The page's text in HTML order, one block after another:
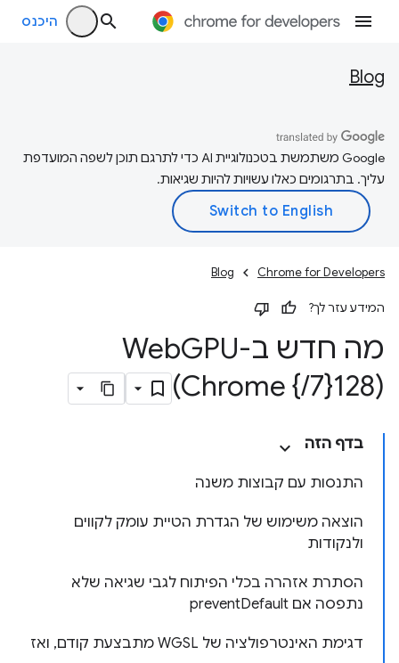
היכנס
Blog
‫Google משתמשת בטכנולוגיית AI כדי לתרגם תוכן לשפה המועדפת
עליך. בתרגומים כאלו עשויות להיות שגיאות.
Chrome for Developers
Blog
המידע עזר לך?
מה חדש ב-WebGPU
(Chrome {/7}128)
בדף הזה
התנסות עם קבוצות משנה
הוצאה משימוש של הגדרת הטיית עומק לקווים
ולנקודות
הסתרת אזהרה בכלי הפיתוח לגבי שגיאה שלא
נתפסה אם preventDefault
דגימת האינטרפולציה של WGSL מתבצעת קודם, ואז